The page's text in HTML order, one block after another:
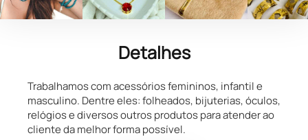
Detalhes
Trabalhamos com acessórios femininos, infantil e
masculino. Dentre eles: folheados, bijuterias, óculos,
relógios e diversos outros produtos para atender ao
cliente da melhor forma possível.